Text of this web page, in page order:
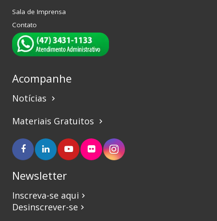
Sala de Imprensa
Contato
Acompanhe
Notícias keyboard_arrow_right
Materiais Gratuitos keyboard_arrow_right
Newsletter
Inscreva-se aqui keyboard_arrow_right
Desinscrever-se keyboard_arrow_right